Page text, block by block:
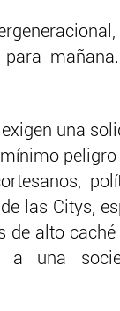
una
peligro
las Citys,
de alto
a una